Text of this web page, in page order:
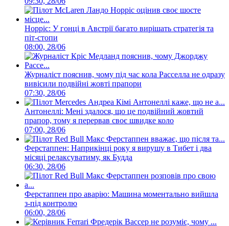
Норріс: У гонці в Австрії багато вирішать стратегія та
піт-стопи
08:00, 28/06
Журналіст пояснив, чому під час кола Расселла не одразу
вивісили подвійні жовті прапори
07:30, 28/06
Антонеллі: Мені здалося, що це подвійний жовтий
прапор, тому я перервав своє швидке коло
07:00, 28/06
Ферстаппен: Наприкінці року я вирушу в Тибет і два
місяці релаксуватиму, як Будда
06:30, 28/06
Ферстаппен про аварію: Машина моментально вийшла
з-під контролю
06:00, 28/06